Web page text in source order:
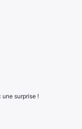
surprise !